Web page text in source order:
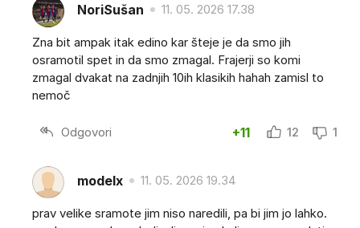
NoriSušan 11. 05. 2026 17.38
Zna bit ampak itak edino kar šteje je da smo jih
osramotil spet in da smo zmagal. Frajerji so komi
zmagal dvakat na zadnjih 10ih klasikih hahah zamisl to
nemoč
Odgovori +11 12 1
modelx 11. 05. 2026 19.34
prav velike sramote jim niso naredili, pa bi jim jo lahko.